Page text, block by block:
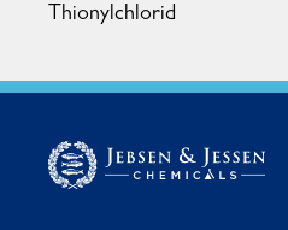
Thionylchlorid